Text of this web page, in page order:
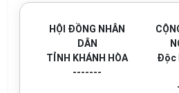
HỘI ĐỒNG NHÂN
DÂN
TỈNH KHÁNH HÒA
-------
Độc